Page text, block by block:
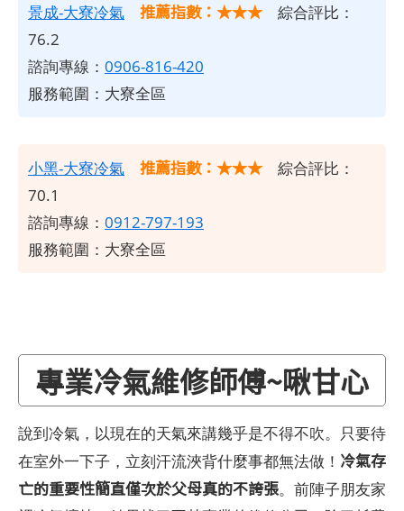
景成-大寮冷氣 推薦指數：★★★
綜合評比：
76.2
諮詢專線： 0906-816-420
服務範圍：大寮全區
小黑-大寮冷氣 推薦指數：★★★
綜合評比：
70.1
諮詢專線： 0912-797-193
服務範圍：大寮全區
專業冷氣維修師傅~啾甘心
說到冷氣，以現在的天氣來講幾乎是不得不吹。只要待
在室外一下子，立刻汗流浹背什麼事都無法做！ 冷氣存
亡的重要性簡直僅次於父母真的不誇張。前陣子朋友家